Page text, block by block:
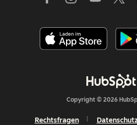
Copyright © 2026
Rechtsfragen